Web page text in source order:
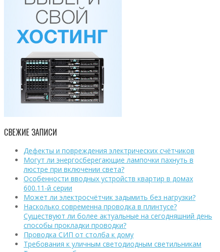
СВЕЖИЕ ЗАПИСИ
Дефекты и повреждения электрических счётчиков
Могут ли энергосберегающие лампочки пахнуть в
люстре при включении света?
Особенности вводных устройств квартир в домах
600.11-й серии
Может ли электросчётчик задымить без нагрузки?
Насколько современна проводка в плинтусе?
Существуют ли более актуальные на сегодняшний день
способы прокладки проводки?
Проводка СИП от столба к дому
Требования к уличным светодиодным светильникам